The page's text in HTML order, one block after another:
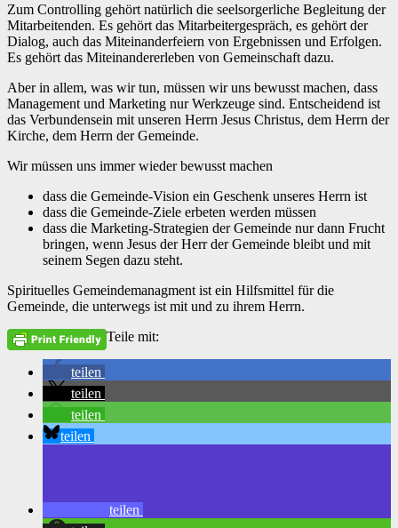
Zum Controlling gehört natürlich die seelsorgerliche Begleitung der
Mitarbeitenden. Es gehört das Mitarbeitergespräch, es gehört der
Dialog, auch das Miteinanderfeiern von Ergebnissen und Erfolgen.
Es gehört das Miteinandererleben von Gemeinschaft dazu.
Aber in allem, was wir tun, müssen wir uns bewusst machen, dass
Management und Marketing nur Werkzeuge sind. Entscheidend ist
das Verbundensein mit unseren Herrn Jesus Christus, dem Herrn der
Kirche, dem Herrn der Gemeinde.
Wir müssen uns immer wieder bewusst machen
dass die Gemeinde-Vision ein Geschenk unseres Herrn ist
dass die Gemeinde-Ziele erbeten werden müssen
dass die Marketing-Strategien der Gemeinde nur dann Frucht
bringen, wenn Jesus der Herr der Gemeinde bleibt und mit
seinem Segen dazu steht.
Spirituelles Gemeindemanagment ist ein Hilfsmittel für die
Gemeinde, die unterwegs ist mit und zu ihrem Herrn.
Teile mit:
teilen
teilen
teilen
teilen
teilen